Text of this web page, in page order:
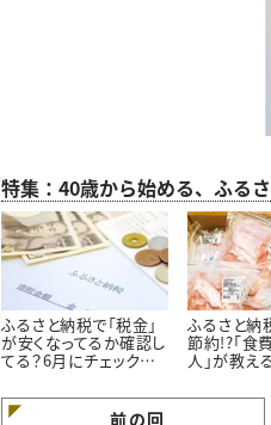
特集：40歳から始める、ふるさ
ふるさと納税で「税金」
が安くなってるか確認し
てる？6月にチェックし
法”
ふるさと納
節約!?「食
人」が教え
ジャンル3選
前の回